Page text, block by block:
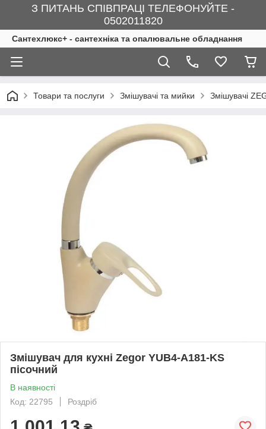
З ПИТАНЬ СПІВПРАЦІ ТЕЛЕФОНУЙТЕ -
0502011820
Сантехлюкс+ - сантехніка та опалювальне обладнання
Товари та послуги Змішувачі та мийки Змішувачі
Змішувач для кухні Zegor YUB4-A181-KS
пісочний
В наявності
Код: 22795
Роздріб